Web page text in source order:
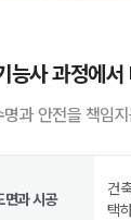
능사 과정에서
과 안전을 책임
면과 시공
건
택